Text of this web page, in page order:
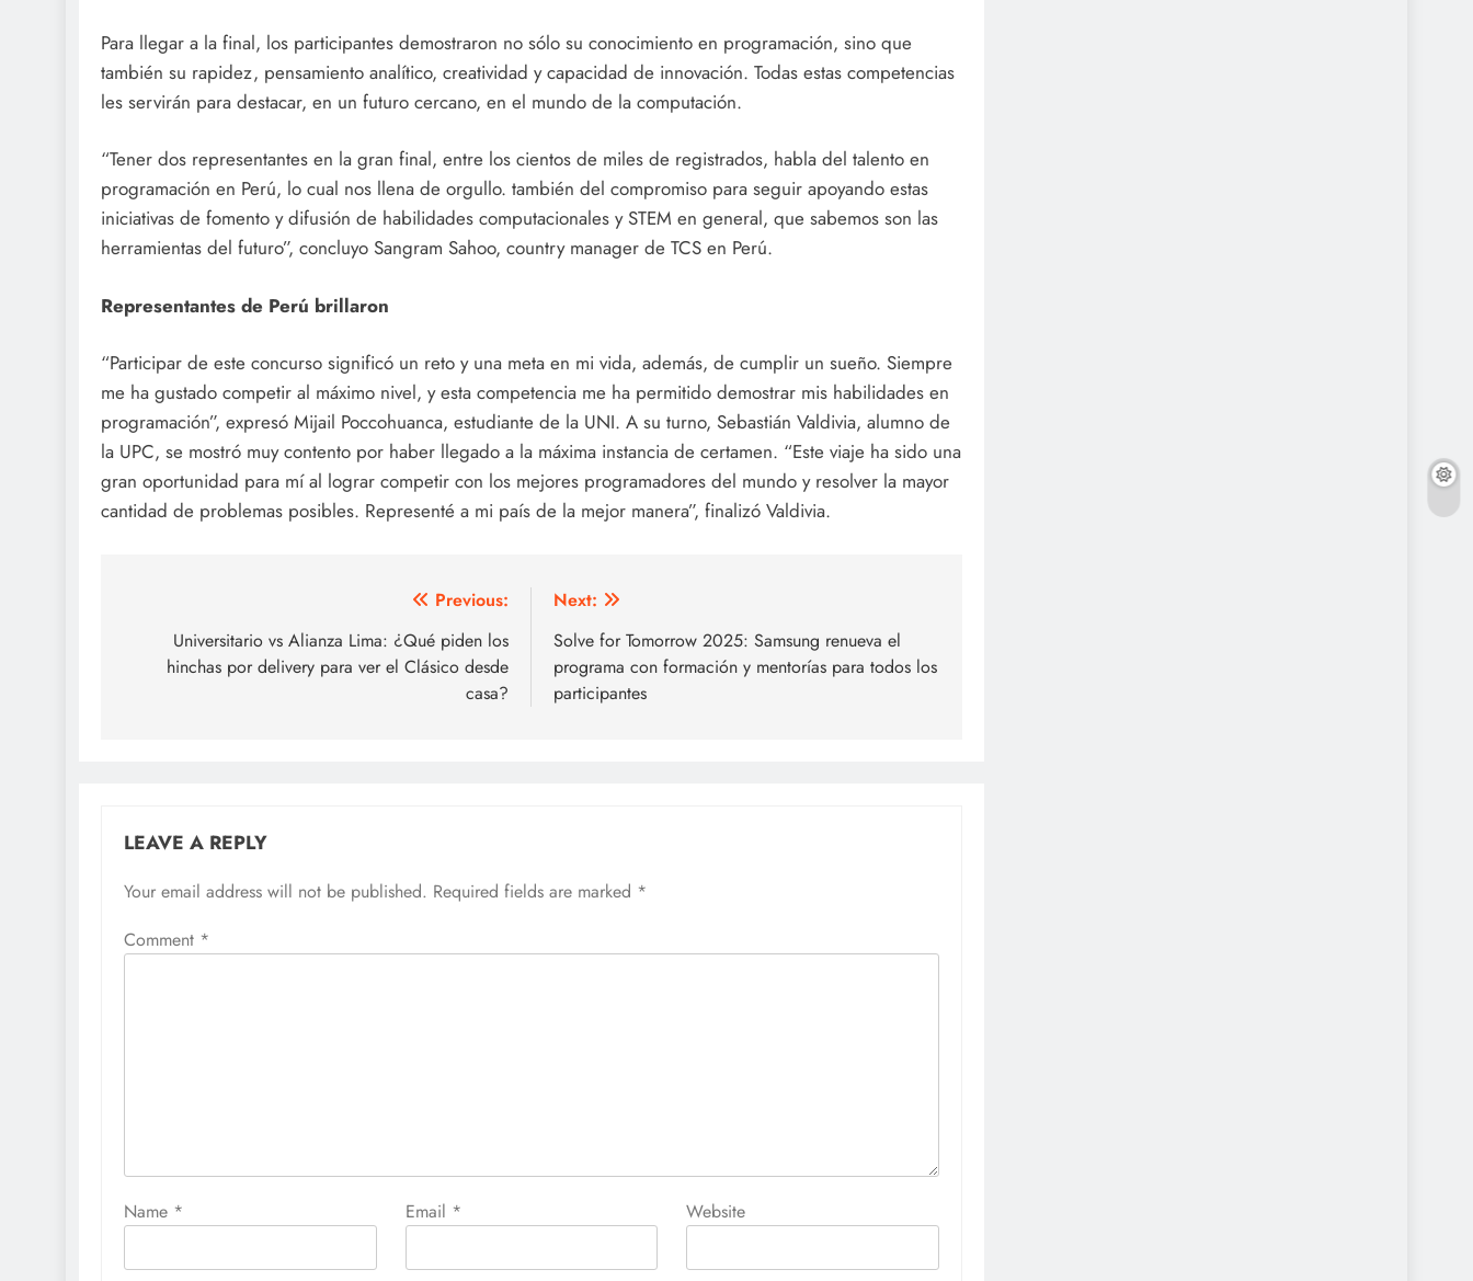
Para llegar a la final, los participantes demostraron no sólo su conocimiento en programación, sino que
también su rapidez, pensamiento analítico, creatividad y capacidad de innovación. Todas estas competencias
les servirán para destacar, en un futuro cercano, en el mundo de la computación.
“Tener dos representantes en la gran final, entre los cientos de miles de registrados, habla del talento en
programación en Perú, lo cual nos llena de orgullo. también del compromiso para seguir apoyando estas
iniciativas de fomento y difusión de habilidades computacionales y STEM en general, que sabemos son las
herramientas del futuro”, concluyo Sangram Sahoo, country manager de TCS en Perú.
Representantes de Perú brillaron
“Participar de este concurso significó un reto y una meta en mi vida, además, de cumplir un sueño. Siempre
me ha gustado competir al máximo nivel, y esta competencia me ha permitido demostrar mis habilidades en
programación”, expresó Mijail Poccohuanca, estudiante de la UNI. A su turno, Sebastián Valdivia, alumno de
la UPC, se mostró muy contento por haber llegado a la máxima instancia de certamen. “Este viaje ha sido una
gran oportunidad para mí al lograr competir con los mejores programadores del mundo y resolver la mayor
cantidad de problemas posibles. Representé a mi país de la mejor manera”, finalizó Valdivia.
navigation
Previous:
Universitario vs Alianza Lima: ¿Qué piden los
hinchas por delivery para ver el Clásico desde
casa?
Next:
Solve for Tomorrow 2025: Samsung renueva el
programa con formación y mentorías para todos los
participantes
LEAVE A REPLY
Your email address will not be published. Required fields are marked *
Comment *
Name * Email * Website